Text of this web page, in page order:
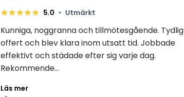
5.0 • Utmärkt
Kunniga, noggranna och tillmötesgående. Tydlig
offert och blev klara inom utsatt tid. Jobbade
effektivt och städade efter sig varje dag.
Rekommende...
Läs mer